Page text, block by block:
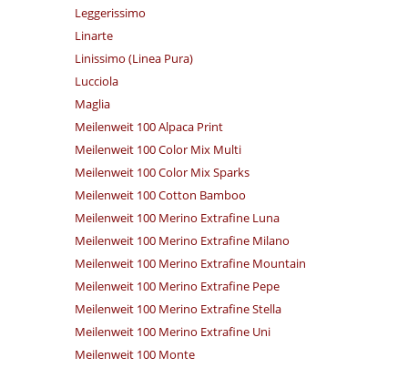
Leggerissimo
Linarte
Linissimo (Linea Pura)
Lucciola
Maglia
Meilenweit 100 Alpaca Print
Meilenweit 100 Color Mix Multi
Meilenweit 100 Color Mix Sparks
Meilenweit 100 Cotton Bamboo
Meilenweit 100 Merino Extrafine Luna
Meilenweit 100 Merino Extrafine Milano
Meilenweit 100 Merino Extrafine Mountain
Meilenweit 100 Merino Extrafine Pepe
Meilenweit 100 Merino Extrafine Stella
Meilenweit 100 Merino Extrafine Uni
Meilenweit 100 Monte